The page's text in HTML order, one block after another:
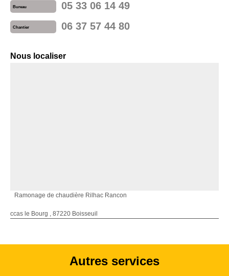
Bureau 05 33 06 14 49
Chantier 06 37 57 44 80
Nous localiser
Ramonage de chaudière Rilhac Rancon
ccas le Bourg , 87220 Boisseuil
Autres services